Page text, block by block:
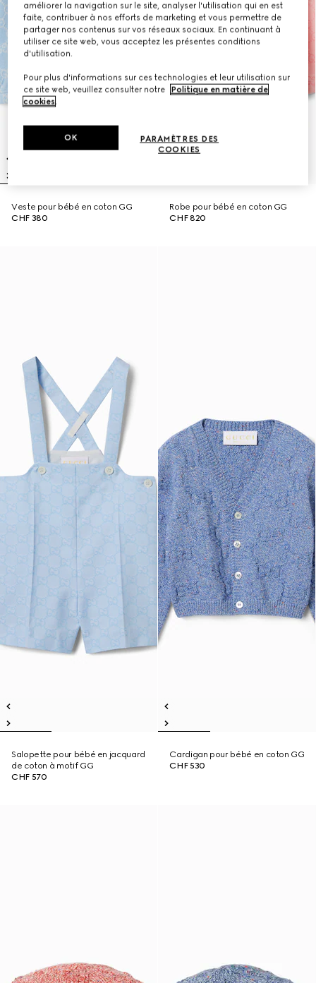
Veste pour bébé en coton GG
CHF 380
Robe pour bébé en coton GG
CHF 820
Salopette pour bébé en jacquard
de coton à motif GG
CHF 570
Cardigan pour bébé en coton GG
CHF 530
améliorer la navigation sur le site, analyser l'utilisation qui en est
faite, contribuer à nos efforts de marketing et vous permettre de
partager nos contenus sur vos réseaux sociaux. En continuant à
utiliser ce site web, vous acceptez les présentes conditions
d'utilisation.
Pour plus d'informations sur ces technologies et leur utilisation sur
ce site web, veuillez consulter notre
Politique en matière de
cookies.
PARAMÈTRES DES
COOKIES
OK